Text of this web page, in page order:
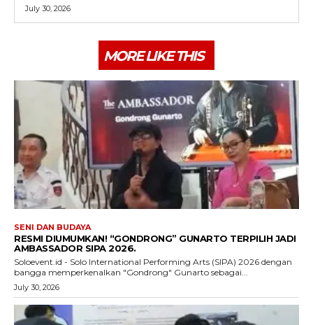
July 30, 2026
MORE LIKE THIS
SENI DAN BUDAYA
RESMI DIUMUMKAN! “GONDRONG” GUNARTO TERPILIH JADI
AMBASSADOR SIPA 2026.
Soloevent.id - Solo International Performing Arts (SIPA) 2026 dengan
bangga memperkenalkan "Gondrong" Gunarto sebagai...
July 30, 2026